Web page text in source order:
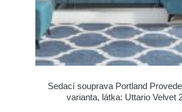
Sedací souprava Portland
varianta, látka: Uttario Velvet